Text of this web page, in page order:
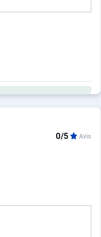
0/5 Avis